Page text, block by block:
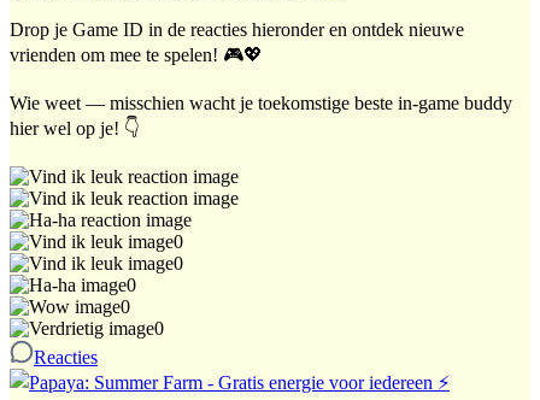
Drop je Game ID in de reacties hieronder en ontdek nieuwe
vrienden om mee te spelen! 🎮💖
Wie weet — misschien wacht je toekomstige beste in-game buddy
hier wel op je! 👇
0
0
0
0
0
Reacties